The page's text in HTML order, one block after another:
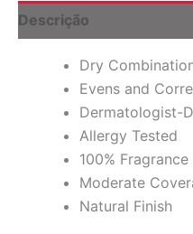
(M),
1
quantidade
Descrição
Dry
Evens and
Dermatologist-
Allergy Tested
100% Fragrance
Moderate
Natural Finish